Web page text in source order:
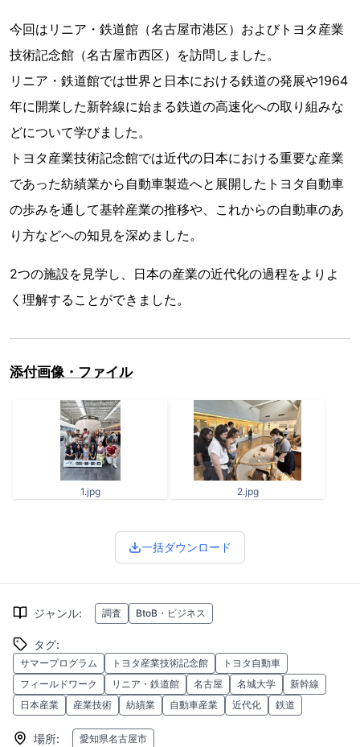
今回はリニア・鉄道館（名古屋市港区）およびトヨタ産業
技術記念館（名古屋市西区）を訪問しました。
リニア・鉄道館では世界と日本における鉄道の発展や1964
年に開業した新幹線に始まる鉄道の高速化への取り組みな
どについて学びました。
トヨタ産業技術記念館では近代の日本における重要な産業
であった紡績業から自動車製造へと展開したトヨタ自動車
の歩みを通して基幹産業の推移や、これからの自動車のあ
り方などへの知見を深めました。
2つの施設を見学し、日本の産業の近代化の過程をよりよ
く理解することができました。
添付画像・ファイル
1.jpg 2.jpg
一括ダウンロード
ジャンル: 調査 BtoB・ビジネス
タグ:
サマープログラム トヨタ産業技術記念館
トヨタ自動車
フィールドワーク
リニア・鉄道館 名古屋 名城大学
新幹線
日本産業
産業技術 紡績業 自動車産業 近代化 鉄道
場所: 愛知県名古屋市